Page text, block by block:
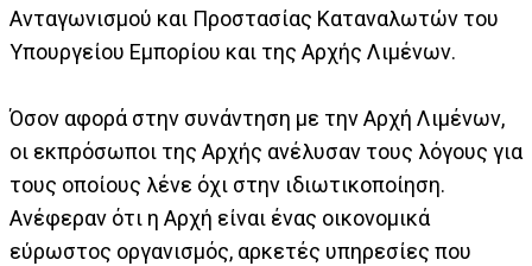
Ανταγωνισμού και Προστασίας Καταναλωτών του
Υπουργείου Εμπορίου και της Αρχής Λιμένων.
Όσον αφορά στην συνάντηση με την Αρχή Λιμένων,
οι εκπρόσωποι της Αρχής ανέλυσαν τους λόγους για
τους οποίους λένε όχι στην ιδιωτικοποίηση.
Ανέφεραν ότι η Αρχή είναι ένας οικονομικά
εύρωστος οργανισμός, αρκετές υπηρεσίες που